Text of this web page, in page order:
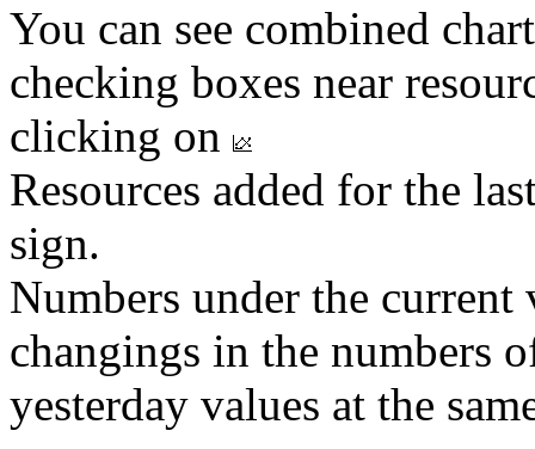
You can see combined
checking boxes near
clicking on
Resources added for the
sign.
Numbers under the
changings in the numbers
yesterday values at the